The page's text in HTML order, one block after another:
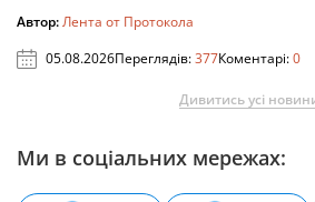
Автор:Лента от Протокола
05.08.2026Переглядів:377Коментарі:0
Дивитись усі
Ми в соціальних мережах: